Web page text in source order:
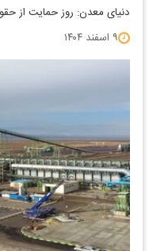
دنیای معدن: روز حمایت از
۹ اسفند ۱۴۰۴